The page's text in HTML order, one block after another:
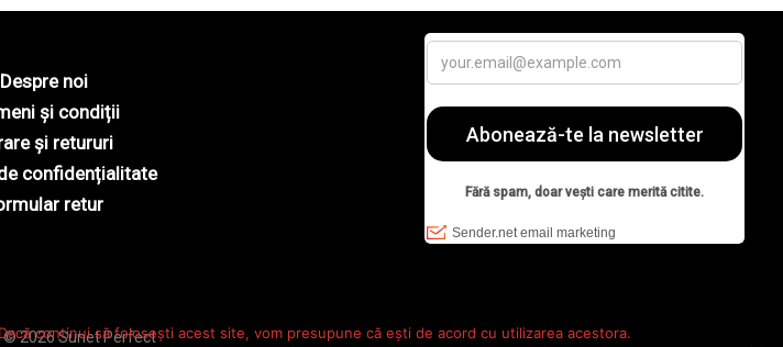
Despre noi
și condiții
și retururi
confidențialitate
retur
© 2026 Sunet Perfect
continui să folosești acest site, vom presupune că ești de acord cu utilizarea acestora.